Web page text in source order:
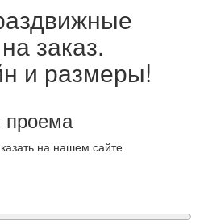
заказ.
и размеры!
проема
на нашем сайте